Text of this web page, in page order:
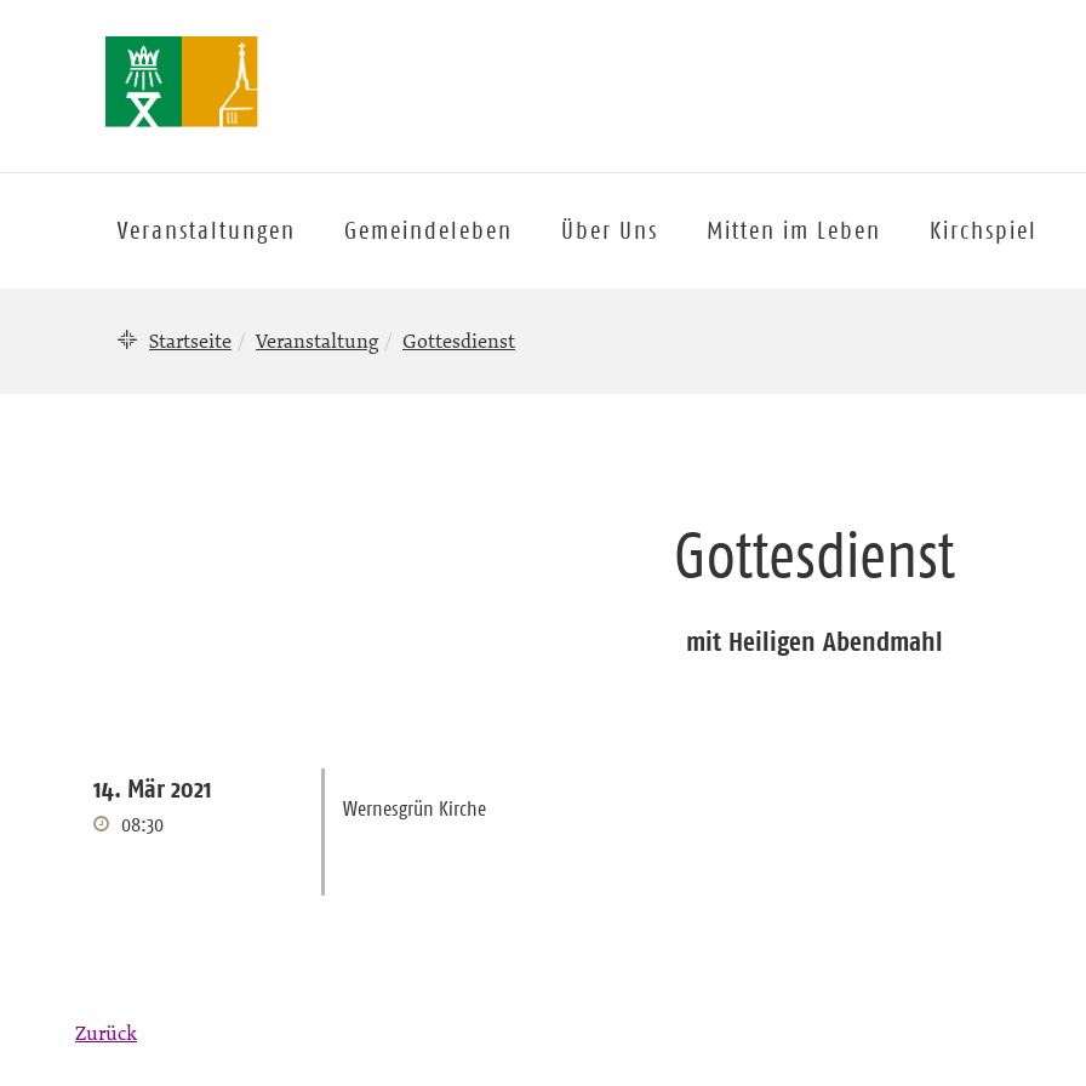
Veranstaltungen Gemeindeleben Über Uns Mitten im Leben Kirchspiel
Startseite Veranstaltung Gottesdienst
Gottesdienst
mit Heiligen Abendmahl
14. Mär 2021
08:30
Wernesgrün Kirche
Zurück